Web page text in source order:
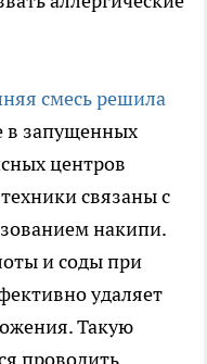
смесь решила
в запущенных
центров
связаны с
накипи.
и соды при
удаляет
Такую